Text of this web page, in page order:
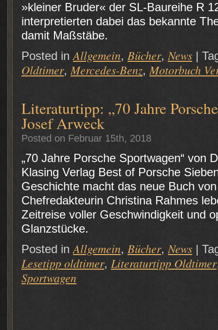
»kleiner Bruder« der SL-Baureihe R
interpretierten dabei das bekannte
damit Maßstäbe.
Posted in Allgemein, Bücher, News |
Oldtimer, Mercedes-Benz, Motorbuch
Literaturtipp: „70 Jahre
Josef Arweck
Posted on Februar 15th, 2018
„70 Jahre Porsche Sportwagen“ von
Klasing Verlag Best of Porsche
Geschichte macht das neue Buch von
Chefredakteurin Christina Rahmes
Zeitreise voller Geschwindigkeit und
Glanzstücke.
Posted in Allgemein, Bücher, News |
Lesetipp oldtimer, Literaturtipp Oldtimer
Sportwagen